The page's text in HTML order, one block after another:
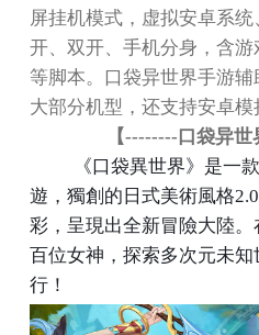
屏挂机模式，虚拟安卓系
开、双开、手机分身，含
等脚本。口袋异世界手游
大部分机型，还支持安卓模
【--------口袋异世
《口袋異世界》是一
遊，獨創的日式美術風格2.0
彩，呈現出全新冒險大陸
百位女神，探索多次元未
行！